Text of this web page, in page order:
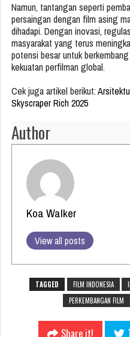
Namun, tantangan seperti
persaingan dengan film asing
dihadapi. Dengan inovasi,
masyarakat yang terus
potensi besar untuk
kekuatan perfilman global.
Cek juga artikel berikut:
Skyscraper Rich 2025
Author
Koa Walker
View all posts
TAGGED FILM INDONESIA
PERKEMBANGAN FILM
Share it!